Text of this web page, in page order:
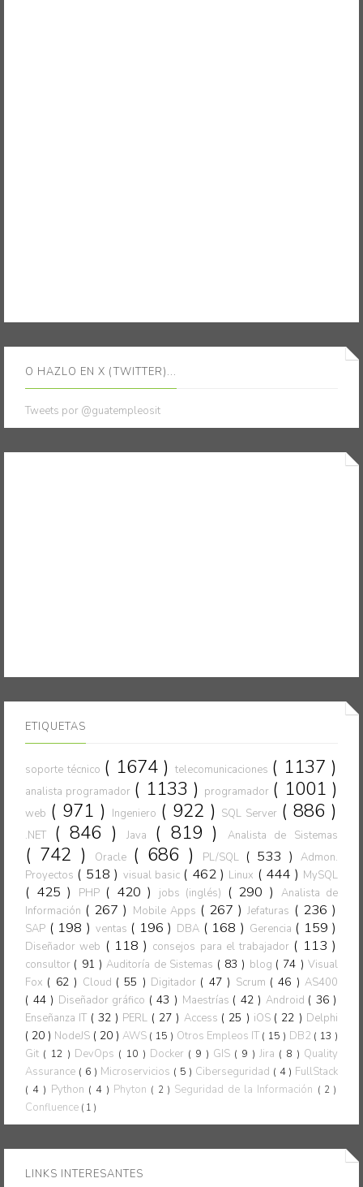
O HAZLO EN X (TWITTER)...
Tweets por @guatempleosit
ETIQUETAS
soporte técnico ( 1674 ) telecomunicaciones ( 1137 )
analista programador ( 1133 ) programador ( 1001 )
web ( 971 ) Ingeniero ( 922 ) SQL Server ( 886 )
.NET ( 846 )Java ( 819 ) Analista de Sistemas
( 742 ) Oracle ( 686 ) PL/SQL ( 533 )Admon.
Proyectos ( 518 ) visual basic ( 462 ) Linux ( 444 ) MySQL
( 425 ) PHP ( 420 ) jobs (inglés) ( 290 )
Analista de
Información ( 267 ) Mobile Apps ( 267 )Jefaturas ( 236 )
SAP ( 198 ) ventas ( 196 ) DBA ( 168 ) Gerencia ( 159 )
Diseñador web ( 118 ) consejos para el trabajador ( 113 )
consultor ( 91 )Auditoría de Sistemas ( 83 ) blog ( 74 )Visual
Fox ( 62 ) Cloud ( 55 ) Digitador ( 47 ) Scrum ( 46 ) AS400
( 44 ) Diseñador gráfico ( 43 ) Maestrías ( 42 ) Android ( 36 )
Enseñanza IT ( 32 ) PERL ( 27 ) Access ( 25 ) iOS ( 22 ) Delphi
( 20 ) NodeJS ( 20 )AWS ( 15 ) Otros Empleos IT ( 15 ) DB2 ( 13 )
Git ( 12 ) DevOps ( 10 ) Docker ( 9 ) GIS ( 9 ) Jira ( 8 ) Quality
Assurance ( 6 ) Microservicios ( 5 ) Ciberseguridad ( 4 ) FullStack
( 4 ) Python ( 4 ) Phyton ( 2 ) Seguridad de la Información ( 2 )
Confluence ( 1 )
LINKS INTERESANTES